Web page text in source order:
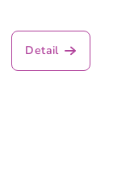
Detail